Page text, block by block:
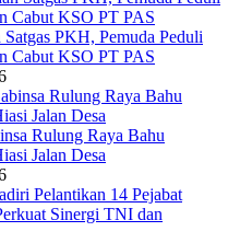
PKH, Pemuda Peduli
Cabut KSO PT PAS
Rulung Raya Bahu
Jalan Desa